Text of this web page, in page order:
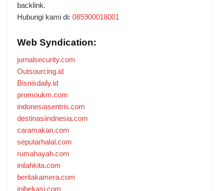
backlink.
Hubungi kami di: 085900018001
Web Syndication:
jurnalsecurity.com
Outsourcing.id
Bisnisdaily.id
promoukm.com
indonesiasentris.com
destinasiindnesia.com
caramakan.com
seputarhalal.com
rumahayah.com
inilahkita.com
beritakamera.com
inibekasi.com